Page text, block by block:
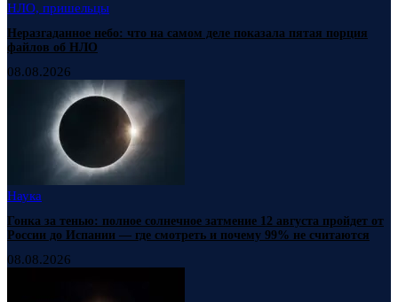
НЛО, пришельцы
Неразгаданное небо: что на самом деле показала пятая порция
файлов об НЛО
08.08.2026
Наука
Гонка за тенью: полное солнечное затмение 12 августа пройдет от
России до Испании — где смотреть и почему 99% не считаются
08.08.2026